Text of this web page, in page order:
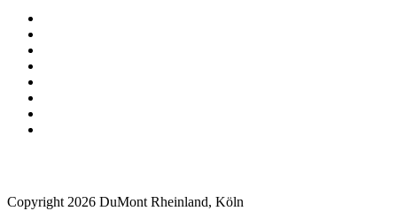
Copyright 2026 DuMont Rheinland, Köln